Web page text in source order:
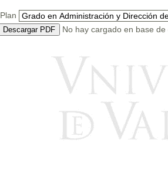
Plan
Descargar PDF No hay cargado en base